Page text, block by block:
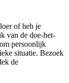
of heb je
van de doe-het-
persoonlijk
situatie. Bezoek
de